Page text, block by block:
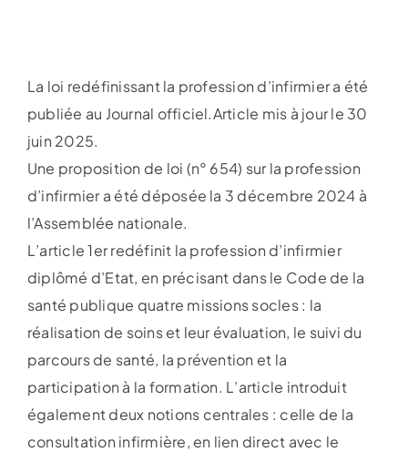
La loi redéfinissant la profession d’infirmier a été
publiée au Journal officiel.Article mis à jour le 30
juin 2025.
Une proposition de loi (n° 654) sur la profession
d’infirmier a été déposée la 3 décembre 2024 à
l’Assemblée nationale.
L’article 1er redéfinit la profession d’infirmier
diplômé d’Etat, en précisant dans le Code de la
santé publique quatre missions socles : la
réalisation de soins et leur évaluation, le suivi du
parcours de santé, la prévention et la
participation à la formation. L’article introduit
également deux notions centrales : celle de la
consultation infirmière, en lien direct avec le